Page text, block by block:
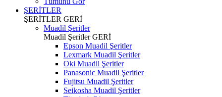
ŞERİTLER
ŞERİTLER GERİ
Muadil Şeritler
Muadil ŞeritlerGERİ
Epson Muadil Şeritler
Lexmark Muadil Şeritler
Oki Muadil Şeritler
Panasonic Muadil Şeritler
Fujitsu Muadil Şeritler
Seikosha Muadil Şeritler